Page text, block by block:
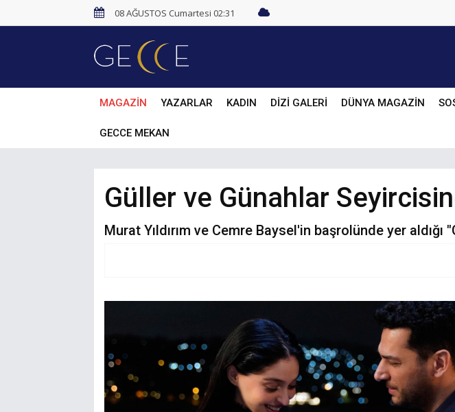
08 AĞUSTOS Cumartesi 02:31
MAGAZİN YAZARLAR KADIN DİZİ GALERİ DÜNYA MAGAZİN
GECCE MEKAN
Güller ve Günahlar
Murat Yıldırım ve Cemre Baysel'in başrolünde yer